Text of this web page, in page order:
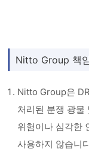
Nitto Group 책
Nitto Group은
처리된 분쟁 광물
위험이나 심각한
사용하지 않습니